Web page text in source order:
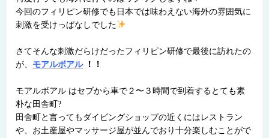
今回のフィリピン研修でも日本では味わえない海外の雰囲気に
刺激を受けっぱなしでした
さてそんな刺激だらけだったフィリピン研修で最後に訪れたの
が、 モアルボアル！！
モアルボアル はセブから車で２〜３時間で到着するとても素
朴な田舎町?
田舎町と言ってもダイビングショップの近くにはレストラン
や、お土産屋やマッサージ屋が並んでおり十分楽しむことがで